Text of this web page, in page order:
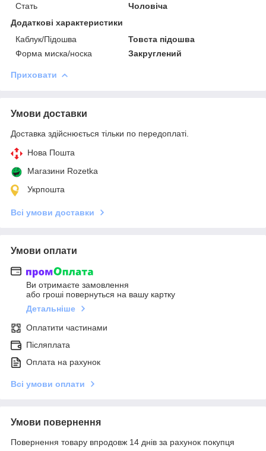
Стать
Чоловіча
Додаткові характеристики
Каблук/Підошва
Товста підошва
Форма миска/носка
Закруглений
Приховати
Умови доставки
Доставка здійснюється тільки по передоплаті.
Нова Пошта
Магазини Rozetka
Укрпошта
Всі умови доставки
Умови оплати
Ви отримаєте замовлення
або гроші повернуться на вашу картку
Детальніше
Оплатити частинами
Післяплата
Оплата на рахунок
Всі умови оплати
Умови повернення
Повернення товару впродовж 14 днів за рахунок покупця